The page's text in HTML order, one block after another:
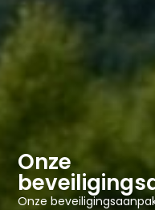
Onze
Onze